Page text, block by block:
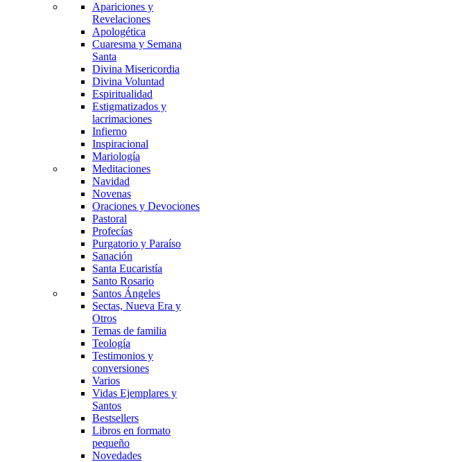
Apariciones y
Revelaciones
Apologética
Cuaresma y Semana
Santa
Divina Misericordia
Divina Voluntad
Espiritualidad
Estigmatizados y
lacrimaciones
Infierno
Inspiracional
Mariología
Meditaciones
Navidad
Novenas
Oraciones y Devociones
Pastoral
Profecías
Purgatorio y Paraíso
Sanación
Santa Eucaristía
Santo Rosario
Santos Ángeles
Sectas, Nueva Era y
Otros
Temas de familia
Teología
Testimonios y
conversiones
Varios
Vidas Ejemplares y
Santos
Bestsellers
Libros en formato
pequeño
Novedades